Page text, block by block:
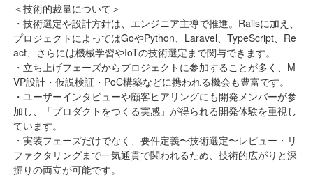
＜技術的裁量について＞
・技術選定や設計方針は、エンジニア主導で推進。Railsに加え、
プロジェクトによってはGoやPython、Laravel、TypeScript、Re
act、さらには機械学習やIoTの技術選定まで関与できます。
・立ち上げフェーズからプロジェクトに参加することが多く、M
VP設計・仮説検証・PoC構築などに携われる機会も豊富です。
・ユーザーインタビューや顧客ヒアリングにも開発メンバーが参
加し、「プロダクトをつくる実感」が得られる開発体験を重視し
ています。
・実装フェーズだけでなく、要件定義〜技術選定〜レビュー・リ
ファクタリングまで一気通貫で関われるため、技術的広がりと深
掘りの両立が可能です。